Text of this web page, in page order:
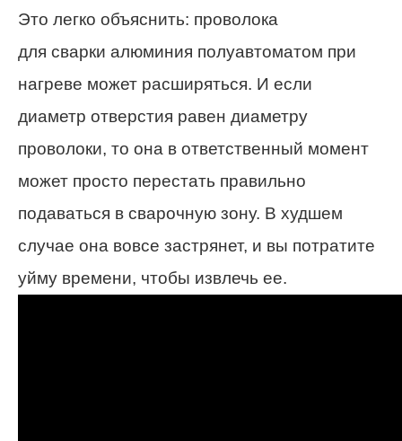
Это легко объяснить: проволока
для сварки алюминия полуавтоматом при
нагреве может расширяться. И если
диаметр отверстия равен диаметру
проволоки, то она в ответственный момент
может просто перестать правильно
подаваться в сварочную зону. В худшем
случае она вовсе застрянет, и вы потратите
уйму времени, чтобы извлечь ее.